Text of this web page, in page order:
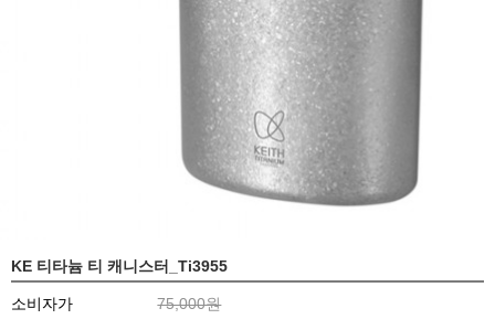
KE 티타늄 티 캐니스터_Ti3955
소비자가
75,000원